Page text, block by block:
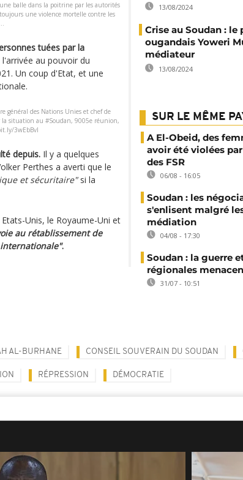
balle dans la poitrine par les autorités
une violence mortelle contre les
tuées par la
au pouvoir du
Un coup d'Etat, et une
général des Nations Unies et chef de
la situation au #Soudan, 9005e réunion,
3wEbBvI
depuis. Il y a quelques
Perthes a averti que le
et sécuritaire"si la
Unis, le Royaume-Uni et
au rétablissement de
.
13/08/2024
Crise au Soudan : le
ougandais Yoweri
médiateur
13/08/2024
SUR LE MÊME
A El-Obeid, des
avoir été violées
des FSR
06/08 - 16:05
Soudan : les
s'enlisent malgré
médiation
04/08 - 17:30
Soudan : la guerre
régionales
31/07 - 10:51
AL-BURHANE CONSEIL SOUVERAIN DU SOUDAN
RÉPRESSION DÉMOCRATIE